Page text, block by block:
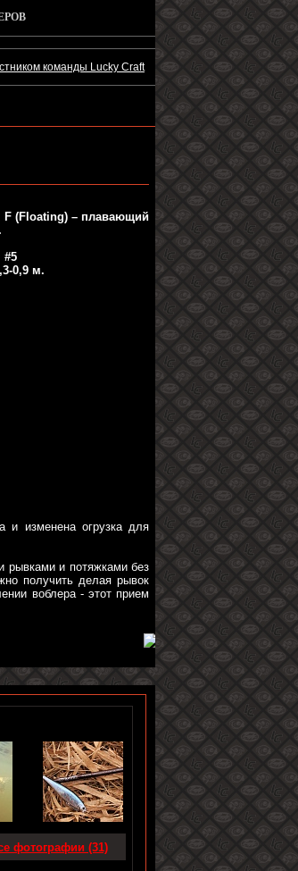
команды Lucky Craft
F (Floating) – плавающий
#5
0,9 м.
и изменена огрузка для
рывками и потяжками без
получить делая рывок
воблера - этот прием
фотографии (31)